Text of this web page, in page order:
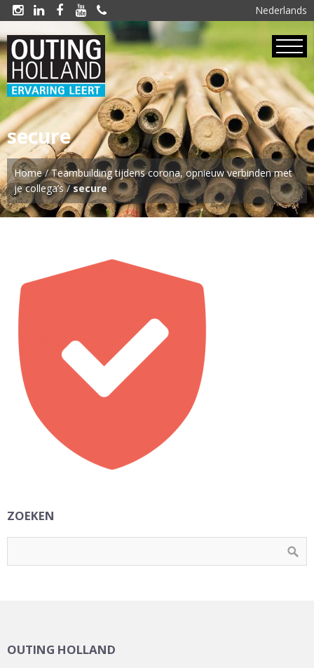
Nederlands
    
secure
Home/Teambuilding tijdens corona, opnieuw verbinden met
je collega’s/secure
ZOEKEN
OUTING HOLLAND